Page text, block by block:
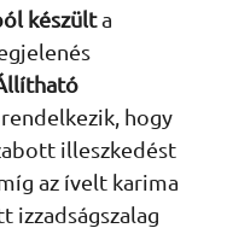
készülta
rendelkezik, hogy
illeszkedést
az ívelt karima
izzadságszalag